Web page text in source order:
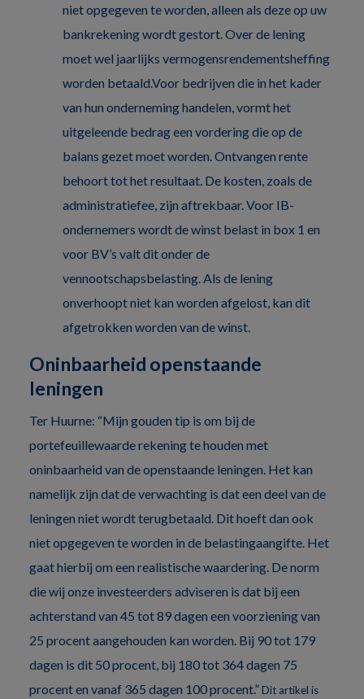
niet opgegeven te worden, alleen als deze op uw
bankrekening wordt gestort. Over de lening
moet wel jaarlijks vermogensrendementsheffing
worden betaald.Voor bedrijven die in het kader
van hun onderneming handelen, vormt het
uitgeleende bedrag een vordering die op de
balans gezet moet worden. Ontvangen rente
behoort tot het resultaat. De kosten, zoals de
administratiefee, zijn aftrekbaar. Voor IB-
ondernemers wordt de winst belast in box 1 en
voor BV’s valt dit onder de
vennootschapsbelasting. Als de lening
onverhoopt niet kan worden afgelost, kan dit
afgetrokken worden van de winst.
Oninbaarheid openstaande
leningen
Ter Huurne: “Mijn gouden tip is om bij de
portefeuillewaarde rekening te houden met
oninbaarheid van de openstaande leningen. Het kan
namelijk zijn dat de verwachting is dat een deel van de
leningen niet wordt terugbetaald. Dit hoeft dan ook
niet opgegeven te worden in de belastingaangifte. Het
gaat hierbij om een realistische waardering. De norm
die wij onze investeerders adviseren is dat bij een
achterstand van 45 tot 89 dagen een voorziening van
25 procent aangehouden kan worden. Bij 90 tot 179
dagen is dit 50 procent, bij 180 tot 364 dagen 75
procent en vanaf 365 dagen 100 procent.”Dit artikel is